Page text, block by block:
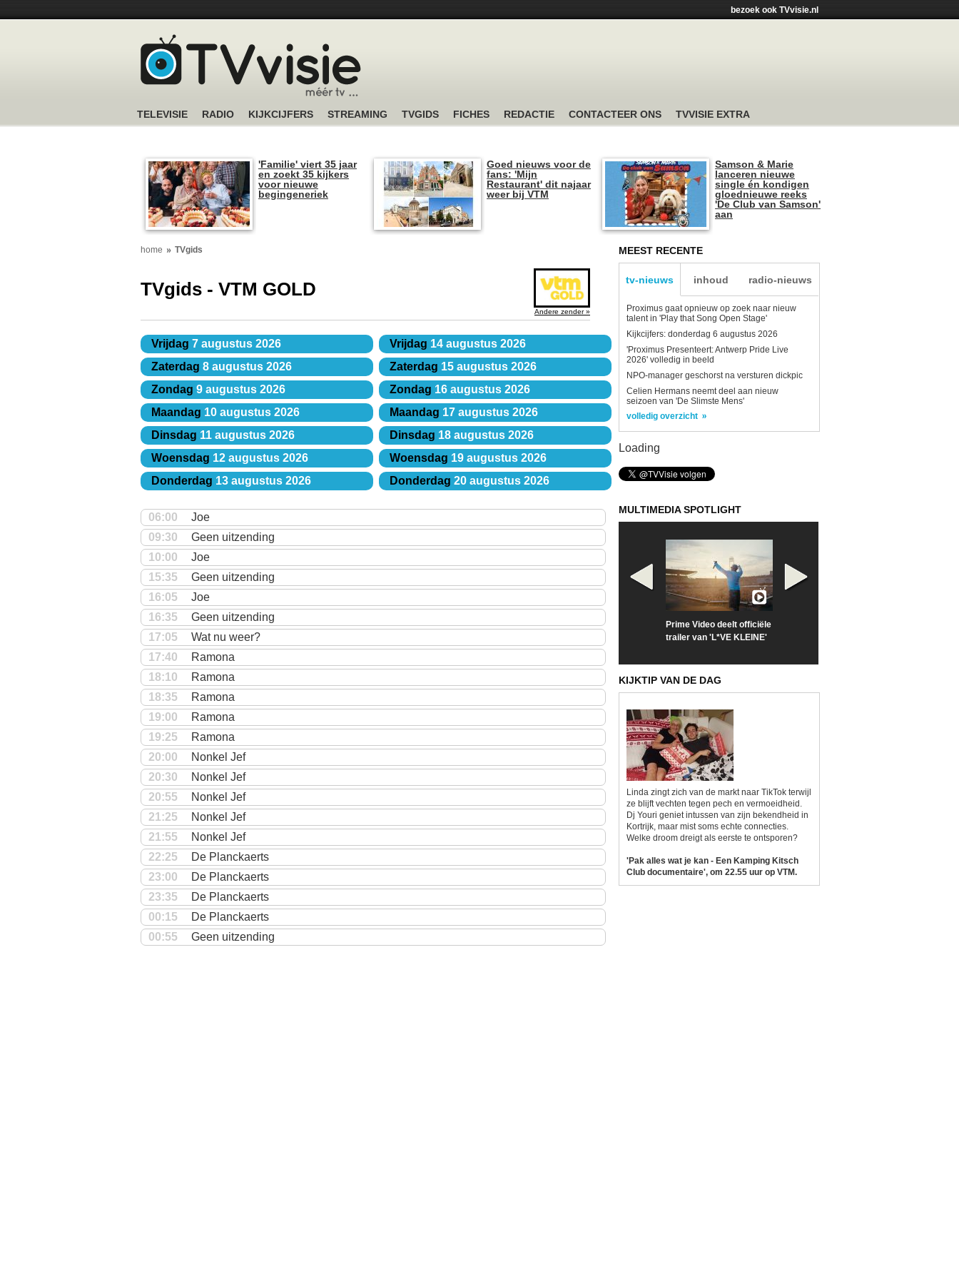
bezoek ook TVvisie.nl
TELEVISIE RADIO KIJKCIJFERS STREAMING TVGIDS FICHES REDACTIE CONTACTEER ONS TVVISIE EXTRA
'Familie' viert 35 jaar
en zoekt 35 kijkers
voor nieuwe
begingeneriek
Goed nieuws voor de
fans: 'Mijn
Restaurant' dit najaar
weer bij VTM
Samson & Marie
lanceren nieuwe
single én kondigen
gloednieuwe reeks
'De Club van Samson'
aan
home TVgids
TVgids - VTM GOLD
Andere zender »
Vrijdag 7 augustus 2026
Zaterdag 8 augustus 2026
Zondag 9 augustus 2026
Maandag 10 augustus 2026
Dinsdag 11 augustus 2026
Woensdag 12 augustus 2026
Donderdag 13 augustus 2026
Vrijdag 14 augustus 2026
Zaterdag 15 augustus 2026
Zondag 16 augustus 2026
Maandag 17 augustus 2026
Dinsdag 18 augustus 2026
Woensdag 19 augustus 2026
Donderdag 20 augustus 2026
06:00
Joe
09:30
Geen uitzending
10:00
Joe
15:35
Geen uitzending
16:05
Joe
16:35
Geen uitzending
17:05
Wat nu weer?
17:40
Ramona
18:10
Ramona
18:35
Ramona
19:00
Ramona
19:25
Ramona
20:00
Nonkel Jef
20:30
Nonkel Jef
20:55
Nonkel Jef
21:25
Nonkel Jef
21:55
Nonkel Jef
22:25
De Planckaerts
23:00
De Planckaerts
23:35
De Planckaerts
00:15
De Planckaerts
00:55
Geen uitzending
MEEST RECENTE
tv-nieuws inhoud radio-nieuws
Proximus gaat opnieuw op zoek naar nieuw
talent in 'Play that Song Open Stage'
Kijkcijfers: donderdag 6 augustus 2026
'Proximus Presenteert: Antwerp Pride Live
2026' volledig in beeld
NPO-manager geschorst na versturen dickpic
Celien Hermans neemt deel aan nieuw
seizoen van 'De Slimste Mens'
volledig overzicht
Loading
MULTIMEDIA SPOTLIGHT
Prime Video deelt officiële
trailer van 'L*VE KLEINE'
KIJKTIP VAN DE DAG
Linda zingt zich van de markt naar TikTok terwijl
ze blijft vechten tegen pech en vermoeidheid.
Dj Youri geniet intussen van zijn bekendheid in
Kortrijk, maar mist soms echte connecties.
Welke droom dreigt als eerste te ontsporen?
'Pak alles wat je kan - Een Kamping Kitsch
Club documentaire', om 22.55 uur op VTM.